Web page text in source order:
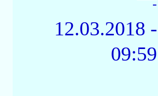
-
12.03.2018 -
09:59